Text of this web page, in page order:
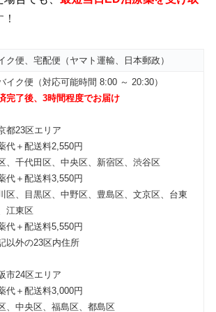
ク便、宅配便（ヤマト運輸、日本郵政）
イク便（対応可能時間 8:00 ～ 20:30）
完了後、3時間程度でお届け
都23区エリア
代＋配送料2,550円
、千代田区、中央区、新宿区、渋谷区
代＋配送料3,550円
区、目黒区、中野区、豊島区、文京区、台東
江東区
代＋配送料5,550円
以外の23区内住所
市24区エリア
代＋配送料3,000円
、中央区、福島区、都島区